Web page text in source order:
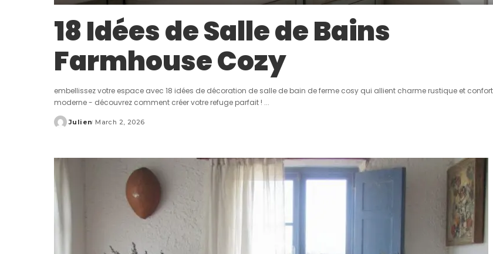
18 Idées de Salle de Bains
Farmhouse Cozy
embellissez votre espace avec 18 idées de décoration de salle de bain de ferme cosy qui allient charme rustique et confort
moderne - découvrez comment créer votre refuge parfait ! ...
Posted
Julien March 2, 2026